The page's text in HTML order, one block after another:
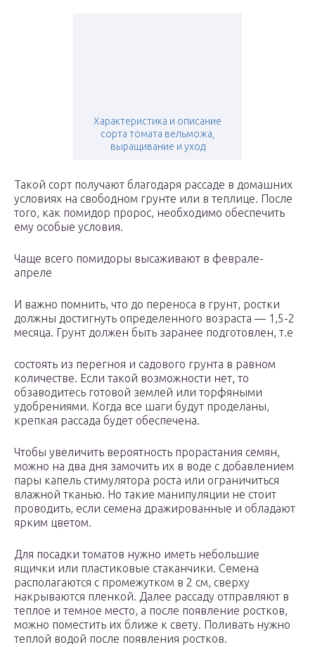
Характеристика и описание
сорта томата вельможа,
выращивание и уход
Такой сорт получают благодаря рассаде в домашних
условиях на свободном грунте или в теплице. После
того, как помидор пророс, необходимо обеспечить
ему особые условия.
Чаще всего помидоры высаживают в феврале-
апреле
И важно помнить, что до переноса в грунт, ростки
должны достигнуть определенного возраста — 1,5-2
месяца. Грунт должен быть заранее подготовлен, т.е
состоять из перегноя и садового грунта в равном
количестве. Если такой возможности нет, то
обзаводитесь готовой землей или торфяными
удобрениями. Когда все шаги будут проделаны,
крепкая рассада будет обеспечена.
Чтобы увеличить вероятность прорастания семян,
можно на два дня замочить их в воде с добавлением
пары капель стимулятора роста или ограничиться
влажной тканью. Но такие манипуляции не стоит
проводить, если семена дражированные и обладают
ярким цветом.
Для посадки томатов нужно иметь небольшие
ящички или пластиковые стаканчики. Семена
располагаются с промежутком в 2 см, сверху
накрываются пленкой. Далее рассаду отправляют в
теплое и темное место, а после появление ростков,
можно поместить их ближе к свету. Поливать нужно
теплой водой после появления ростков.